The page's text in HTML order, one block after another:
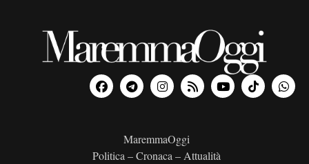
MaremmaOggi
Politica – Cronaca – Attualità